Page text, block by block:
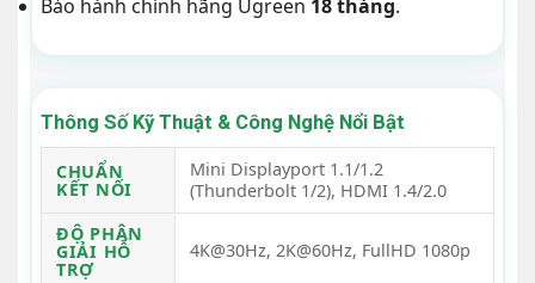
Bảo hành chính hãng Ugreen 18 tháng.
Thông Số Kỹ Thuật & Công Nghệ Nổi Bật
CHUẨN
KẾT NỐI
Mini Displayport 1.1/1.2
(Thunderbolt 1/2), HDMI 1.4/2.0
ĐỘ PHÂN
GIẢI HỖ
TRỢ
4K@30Hz, 2K@60Hz, FullHD 1080p